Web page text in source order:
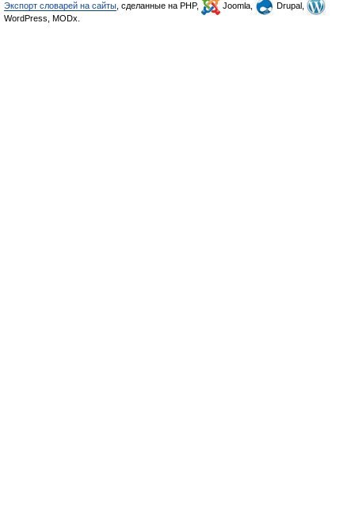
Экспорт словарей на сайты , сделанные на PHP, Joomla,
Drupal,
WordPress, MODx.